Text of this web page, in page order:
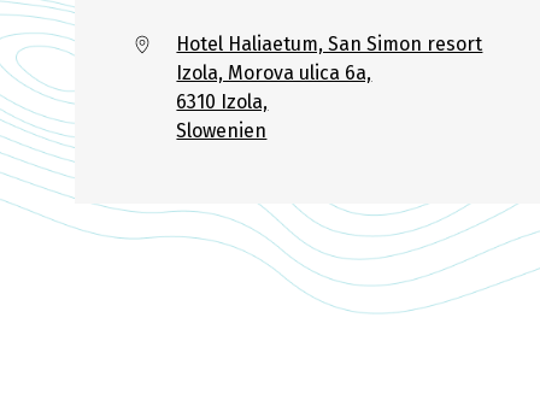
Hotel Haliaetum, San Simon resort
Izola, Morova ulica 6a,
6310 Izola,
Slowenien